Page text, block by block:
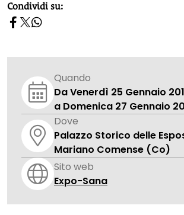
homepage h2
Condividi su:
Quando
Da Venerdì 25 Gennaio
a Domenica 27 Gennaio
Dove
Palazzo Storico delle
Mariano Comense (Co)
Sito web
Expo-Sana